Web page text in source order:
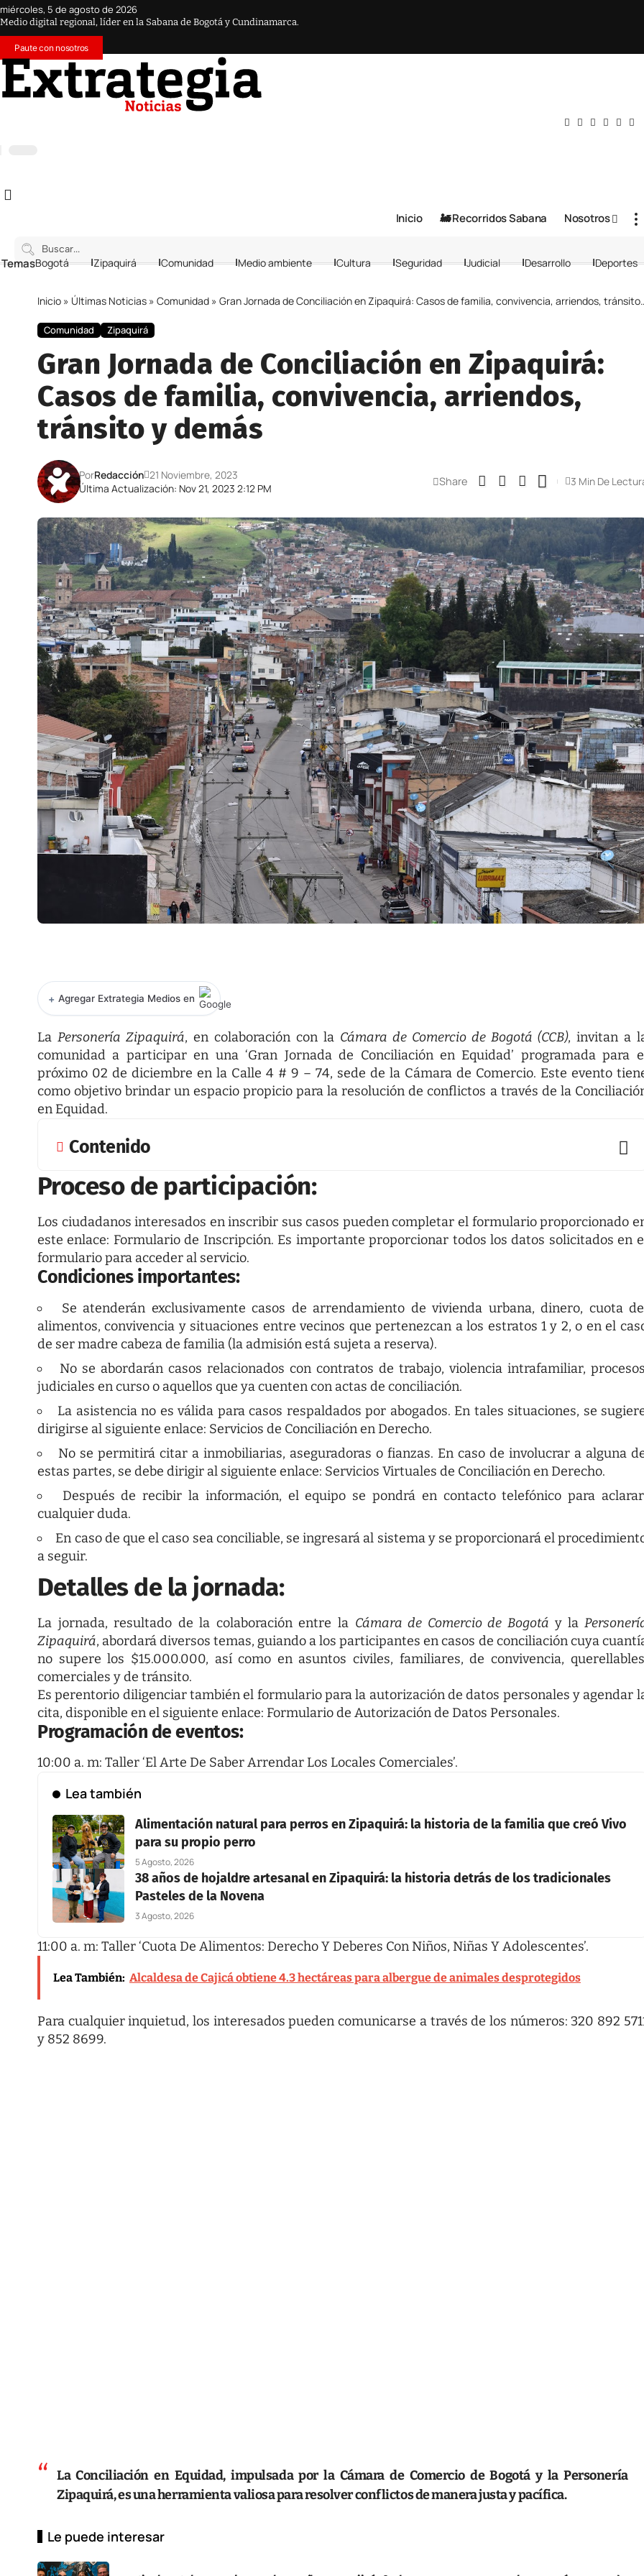
miércoles, 5 de agosto de 2026
Medio digital regional, líder en la Sabana de Bogotá y Cundinamarca.
Paute con nosotros
Inicio 🚂 Recorridos Sabana Nosotros
Bogotá Zipaquirá Comunidad Medio ambiente Cultura Seguridad Judicial Desarrollo Deportes
Inicio » Últimas Noticias » Comunidad » Gran Jornada de Conciliación en Zipaquirá: Casos de familia, convivencia, arriendos, tránsito y demás
Comunidad Zipaquirá
Gran Jornada de Conciliación en Zipaquirá:
Casos de familia, convivencia, arriendos,
tránsito y demás
Última Actualización: Nov 21, 2023 2:12 PM
PorRedacción 21 Noviembre, 2023 Share 3 Min De
+ Agregar Extrategia Medios en
La Personería Zipaquirá, en colaboración con la Cámara de Comercio de Bogotá (CCB), invitan a
comunidad a participar en una ‘Gran Jornada de Conciliación en Equidad’ programada para
próximo 02 de diciembre en la Calle 4 # 9 – 74, sede de la Cámara de Comercio. Este evento
como objetivo brindar un espacio propicio para la resolución de conflictos a través de la
en Equidad.
Contenido
Proceso de participación:
Los ciudadanos interesados en inscribir sus casos pueden completar el formulario proporcionado
este enlace: Formulario de Inscripción. Es importante proporcionar todos los datos solicitados en
formulario para acceder al servicio.
Condiciones importantes:
Se atenderán exclusivamente casos de arrendamiento de vivienda urbana, dinero, cuota de
alimentos, convivencia y situaciones entre vecinos que pertenezcan a los estratos 1 y 2, o en el
de ser madre cabeza de familia (la admisión está sujeta a reserva).
No se abordarán casos relacionados con contratos de trabajo, violencia intrafamiliar, procesos
judiciales en curso o aquellos que ya cuenten con actas de conciliación.
La asistencia no es válida para casos respaldados por abogados. En tales situaciones, se
dirigirse al siguiente enlace: Servicios de Conciliación en Derecho.
No se permitirá citar a inmobiliarias, aseguradoras o fianzas. En caso de involucrar a alguna
estas partes, se debe dirigir al siguiente enlace: Servicios Virtuales de Conciliación en Derecho.
Después de recibir la información, el equipo se pondrá en contacto telefónico para aclarar
cualquier duda.
En caso de que el caso sea conciliable, se ingresará al sistema y se proporcionará el
a seguir.
Detalles de la jornada:
La jornada, resultado de la colaboración entre la Cámara de Comercio de Bogotá y la
Zipaquirá, abordará diversos temas, guiando a los participantes en casos de conciliación cuya
no supere los $15.000.000, así como en asuntos civiles, familiares, de convivencia,
comerciales y de tránsito.
Es perentorio diligenciar también el formulario para la autorización de datos personales y agendar
cita, disponible en el siguiente enlace: Formulario de Autorización de Datos Personales.
Programación de eventos:
10:00 a. m: Taller ‘El Arte De Saber Arrendar Los Locales Comerciales’.
Lea también
Alimentación natural para perros en Zipaquirá: la historia de la familia que creó Vivo
para su propio perro
5 Agosto, 2026
38 años de hojaldre artesanal en Zipaquirá: la historia detrás de los tradicionales
Pasteles de la Novena
3 Agosto, 2026
11:00 a. m: Taller ‘Cuota De Alimentos: Derecho Y Deberes Con Niños, Niñas Y Adolescentes’.
Lea También: Alcaldesa de Cajicá obtiene 4.3 hectáreas para albergue de animales desprotegidos
Para cualquier inquietud, los interesados pueden comunicarse a través de los números: 320 892
y 852 8699.
La Conciliación en Equidad, impulsada por la Cámara de Comercio de Bogotá y la Personería
Zipaquirá, es una herramienta valiosa para resolver conflictos de manera justa y pacífica.
Le puede interesar